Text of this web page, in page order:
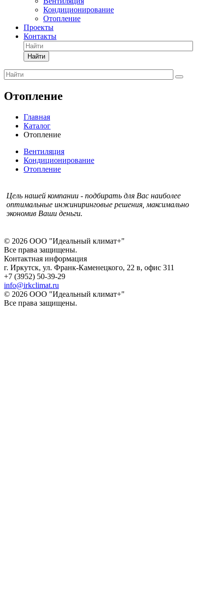
Кондиционирование
Отопление
Проекты
Контакты
Найти
Отопление
Главная
Каталог
Отопление
Вентиляция
Кондиционирование
Отопление
Цель нашей компании - подбирать для Вас наиболее
оптимальные инжиниринговые решения, максимально
экономив Ваши деньги.
© 2026 ООО "Идеальный климат+"
Все права защищены.
Контактная информация
г. Иркутск, ул. Франк-Каменецкого, 22 в, офис 311
+7 (3952) 50-39-29
info@irkclimat.ru
© 2026 ООО "Идеальный климат+"
Все права защищены.